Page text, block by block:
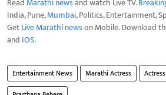
Read Marathi newsand watch Live TV.
India, Pune,Mumbai, Politics, Entertainment,
GetLive Marathi newson Mobile. Download
and IOS.
Entertainment News Marathi Actress Actress